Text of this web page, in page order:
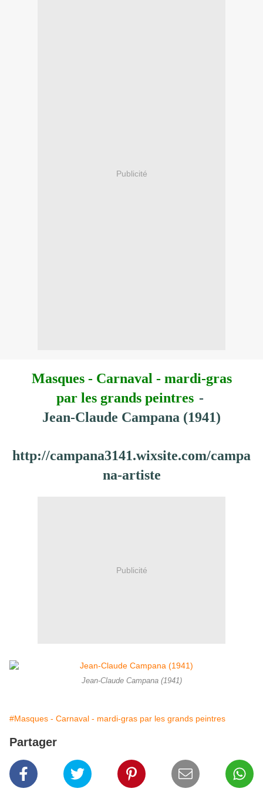
Publicité
Masques - Carnaval - mardi-gras
par les grands peintres -
Jean-Claude Campana (1941)
http://campana3141.wixsite.com/campa
na-artiste
Publicité
Jean-Claude Campana (1941)
#Masques - Carnaval - mardi-gras par les grands peintres
Partager